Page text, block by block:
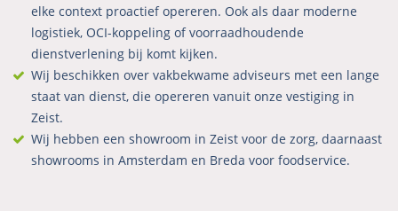
elke context proactief opereren. Ook als daar moderne
logistiek, OCI-koppeling of voorraadhoudende
dienstverlening bij komt kijken.
Wij beschikken over vakbekwame adviseurs met een lange
staat van dienst, die opereren vanuit onze vestiging in
Zeist.
Wij hebben een showroom in Zeist voor de zorg, daarnaast
showrooms in Amsterdam en Breda voor foodservice.